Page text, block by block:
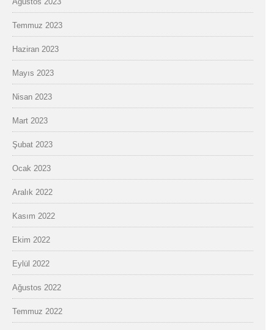
Temmuz 2023
Haziran 2023
Mayıs 2023
Nisan 2023
Mart 2023
Şubat 2023
Ocak 2023
Aralık 2022
Kasım 2022
Ekim 2022
Eylül 2022
Ağustos 2022
Temmuz 2022